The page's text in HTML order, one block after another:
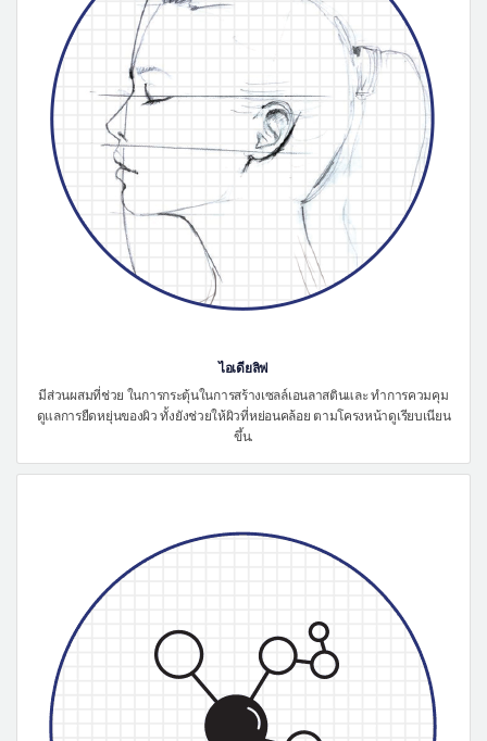
ไอเดียลิฟ
มีส่วนผสมที่ช่วย ในการกระตุ้นในการสร้างเซลล์เอนลาสตินและ ทำการควมคุม
ดูแลการยืดหยุ่นของผิว ทั้งยังช่วยให้ผิวที่หย่อนคล้อย ตามโครงหน้าดูเรียบเนียน
ขึ้น.